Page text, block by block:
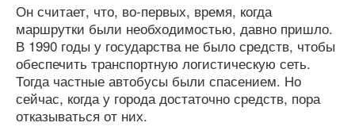
Он считает, что, во-первых, время, когда
маршрутки были необходимостью, давно пришло.
В 1990 годы у государства не было средств, чтобы
обеспечить транспортную логистическую сеть.
Тогда частные автобусы были спасением. Но
сейчас, когда у города достаточно средств, пора
отказываться от них.